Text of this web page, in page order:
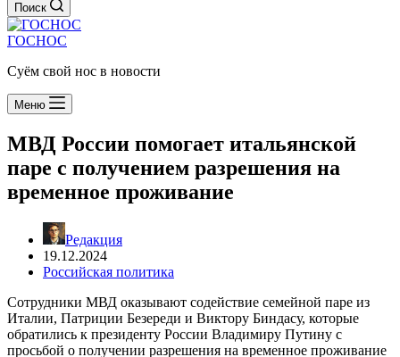
Поиск
ГОСНОС
Суём свой нос в новости
Меню
МВД России помогает итальянской
паре с получением разрешения на
временное проживание
Редакция
19.12.2024
Российская политика
Сотрудники МВД оказывают содействие семейной паре из
Италии, Патриции Безереди и Виктору Биндасу, которые
обратились к президенту России Владимиру Путину с
просьбой о получении разрешения на временное проживание